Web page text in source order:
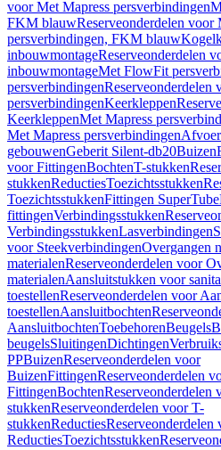
voor Met Mapress persverbindingen
FKM blauwReserveonderdelen voor
persverbindingen, FKM blauw
inbouwmontageReserveonderdelen
inbouwmontageMet FlowFit
persverbindingenReserveonderdelen
persverbindingenKeerkleppen
KeerkleppenMet Mapress
Met Mapress persverbindingen
gebouwenGeberit Silent-db20Buizen
voor FittingenBochtenT-stukken
stukkenReductiesToezichtsstukken
ToezichtsstukkenFittingen SuperTube
fittingenVerbindingsstukken
VerbindingsstukkenLasverbindingen
voor SteekverbindingenOvergangen
materialenReserveonderdelen voor
materialenAansluitstukken voor
toestellenReserveonderdelen voor
toestellenAansluitbochten
AansluitbochtenToebehorenBeugels
beugelsSluitingenDichtingen
PPBuizenReserveonderdelen voor
BuizenFittingenReserveonderdelen
FittingenBochtenReserveonderdelen
stukkenReserveonderdelen voor T-
stukkenReductiesReserveonderdelen
ReductiesToezichtsstukken